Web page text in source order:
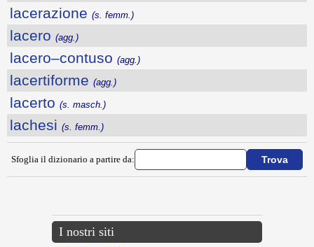
lacerazione (s. femm.)
lacero (agg.)
lacero–contuso (agg.)
lacertiforme (agg.)
lacerto (s. masch.)
lachesi (s. femm.)
Sfoglia il dizionario a partire da:
I nostri siti